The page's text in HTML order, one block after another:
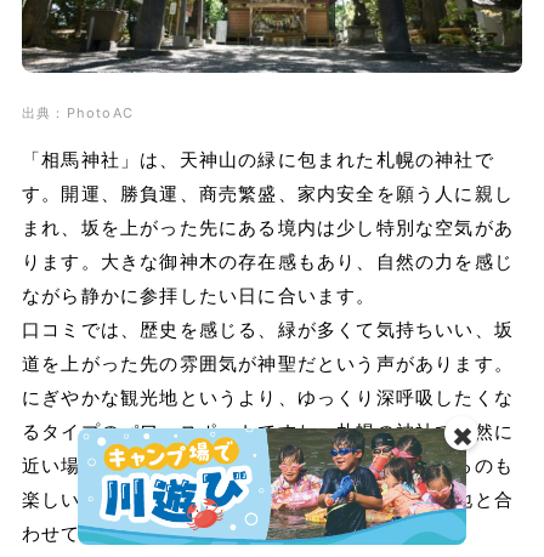
出典：PhotoAC
「相馬神社」は、天神山の緑に包まれた札幌の神社で
す。開運、勝負運、商売繁盛、家内安全を願う人に親し
まれ、坂を上がった先にある境内は少し特別な空気があ
ります。大きな御神木の存在感もあり、自然の力を感じ
ながら静かに参拝したい日に合います。
口コミでは、歴史を感じる、緑が多くて気持ちいい、坂
道を上がった先の雰囲気が神聖だという声があります。
にぎやかな観光地というより、ゆっくり深呼吸したくな
るタイプのパワースポットですね。札幌の神社で自然に
近い場所を探している人なら、散歩を兼ねて訪れるのも
楽しいです。澄川駅から向かいやすく、天神山緑地と合
わせて過ごせます。
✖️